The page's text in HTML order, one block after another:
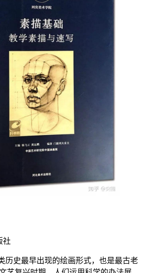
社
历史最早出现的绘画形式，也是最古老